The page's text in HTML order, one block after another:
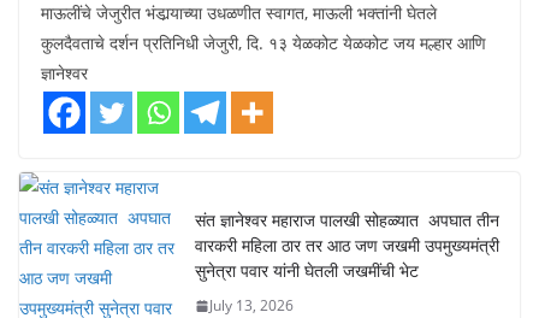
माऊलींचे जेजुरीत भंडार्‍याच्या उधळणीत स्वागत, माऊली भक्तांनी घेतले
कुलदैवताचे दर्शन प्रतिनिधी जेजुरी, दि. १३ येळकोट येळकोट जय मल्हार आणि
ज्ञानेश्वर
संत ज्ञानेश्वर महाराज पालखी सोहळ्यात अपघात तीन
वारकरी महिला ठार तर आठ जण जखमी उपमुख्यमंत्री
सुनेत्रा पवार यांनी घेतली जखमींची भेट
July 13, 2026